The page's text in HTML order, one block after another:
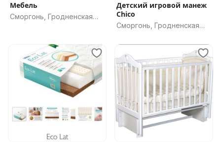
Мебель
Сморгонь, Гродненская
Детский игровой манеж
Chico
Сморгонь, Гродненская